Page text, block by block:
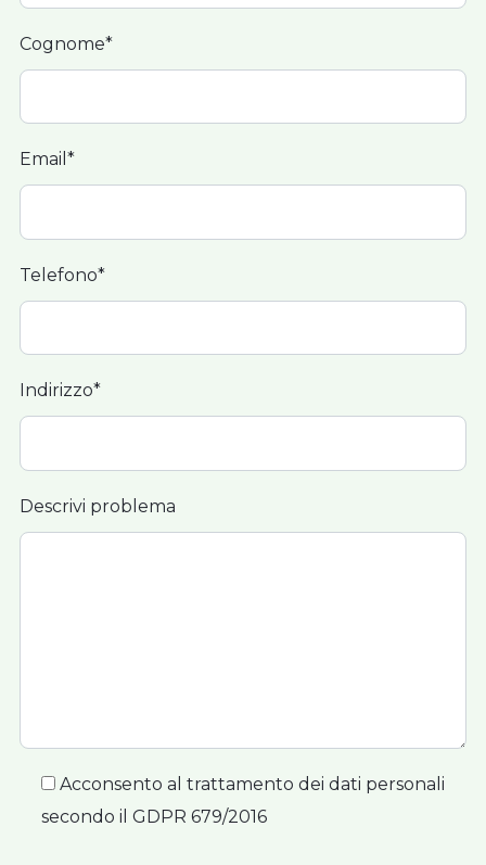
Cognome*
Email*
Telefono*
Indirizzo*
Descrivi problema
Acconsento al trattamento dei dati personali
secondo il GDPR 679/2016